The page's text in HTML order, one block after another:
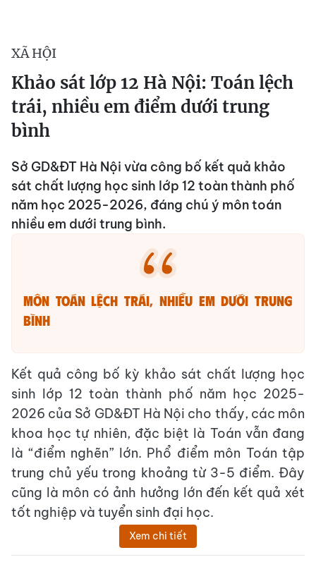
XÃ HỘI
Khảo sát lớp 12 Hà Nội: Toán lệch
trái, nhiều em điểm dưới trung
bình
Sở GD&ĐT Hà Nội vừa công bố kết quả khảo
sát chất lượng học sinh lớp 12 toàn thành phố
năm học 2025-2026, đáng chú ý môn toán
nhiều em dưới trung bình.
Môn Toán lệch trái, nhiều em dưới trung
bình
Kết quả công bố kỳ khảo sát chất lượng học
sinh lớp 12 toàn thành phố năm học 2025-
2026 của Sở GD&ĐT Hà Nội cho thấy, các môn
khoa học tự nhiên, đặc biệt là Toán vẫn đang
là “điểm nghẽn” lớn. Phổ điểm môn Toán tập
trung chủ yếu trong khoảng từ 3-5 điểm. Đây
cũng là môn có ảnh hưởng lớn đến kết quả xét
tốt nghiệp và tuyển sinh đại học.
Xem chi tiết